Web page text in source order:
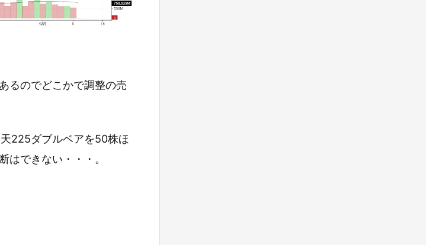
るのでどこかで調整の売
225ダブルベアを50株ほ
はできない・・・。